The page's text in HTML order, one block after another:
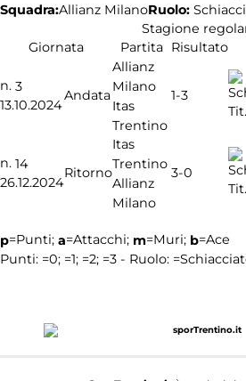
Squadra:Allianz MilanoRuolo:
Stagione
Giornata
Partita Risultato
n. 3
13.10.2024
Andata
Allianz
Milano
Itas
Trentino
1-3
Tit.
n. 14
26.12.2024
Ritorno
Itas
Trentino
Allianz
Milano
3-0
Tit.
p=Punti; a=Attacchi; m=Muri; b=Ace
Punti: =0; =1; =2; =3 - Ruolo: